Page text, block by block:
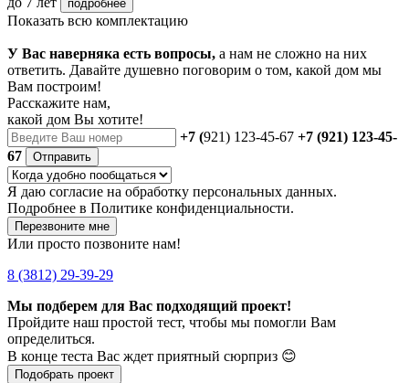
подробнее
Показать всю комплектацию
У Вас наверняка есть вопросы, а нам не сложно на них
ответить. Давайте душевно поговорим о том, какой дом мы
Вам построим!
Расскажите нам,
какой дом Вы хотите!
+7 (921) 123-45-67 +7 (921) 123-45-
67
Отправить
Я даю согласие на обработку персональных данных.
Подробнее в Политике конфиденциальности.
Перезвоните мне
Или просто позвоните нам!
8 (3812) 29-39-29
Мы подберем для Вас подходящий проект!
Пройдите наш простой тест, чтобы мы помогли Вам
определиться.
В конце теста Вас ждет приятный сюрприз 😊
Подобрать проект